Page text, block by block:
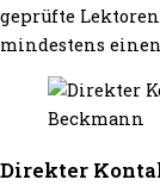
geprüfte
mindestens
Direkter